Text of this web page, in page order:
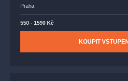
Praha
550 - 1590 Kč
KOUPIT